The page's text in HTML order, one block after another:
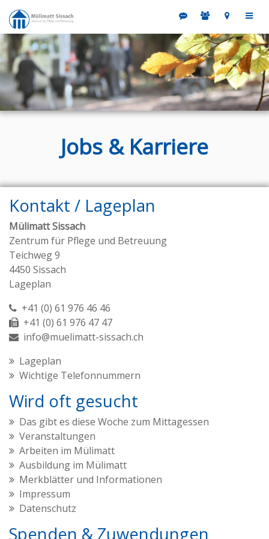
Jobs & Karriere
Kontakt / Lageplan
Mülimatt Sissach
Zentrum für Pflege und Betreuung
Teichweg 9
4450 Sissach
Lageplan
+41 (0) 61 976 46 46
+41 (0) 61 976 47 47
info@muelimatt-sissach.ch
Lageplan
Wichtige Telefonnummern
Wird oft gesucht
Das gibt es diese Woche zum Mittagessen
Veranstaltungen
Arbeiten im Mülimatt
Ausbildung im Mülimatt
Merkblätter und Informationen
Impressum
Datenschutz
Spenden & Zuwendungen